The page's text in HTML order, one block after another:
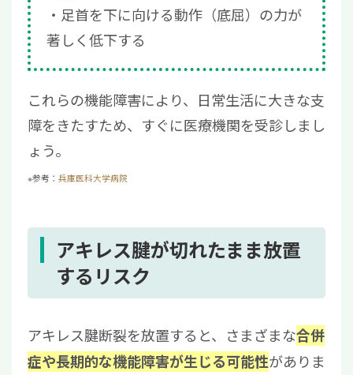
足首を下に向ける動作（底屈）の力が
著しく低下する
これらの機能障害により、日常生活に大きな支
障をきたすため、すぐに医療機関を受診しまし
ょう。
※参考： 兵庫医科大学病院
アキレス腱が切れたまま放置
するリスク
アキレス腱断裂を放置すると、さまざまな合併
症や長期的な機能障害が生じる可能性がありま